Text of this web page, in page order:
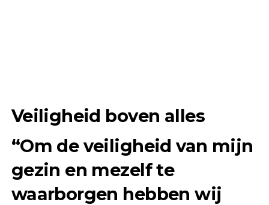
Veiligheid boven alles
“Om de veiligheid van mijn
gezin en mezelf te
waarborgen hebben wij